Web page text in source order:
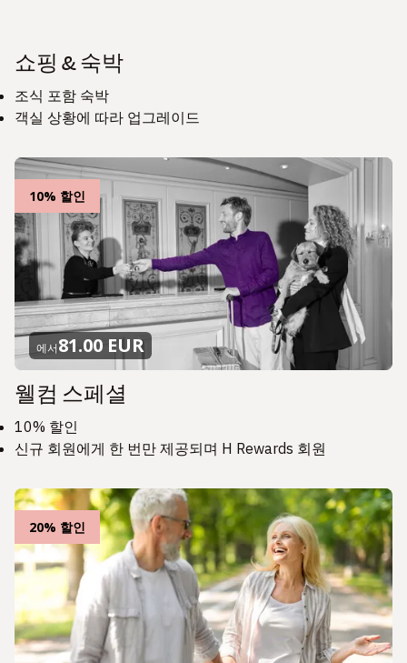
쇼핑 & 숙박
조식 포함 숙박
객실 상황에 따라 업그레이드
10% 할인
에서81.00 EUR
웰컴 스페셜
10% 할인
신규 회원에게 한 번만 제공되며 H Rewards 회원
20% 할인